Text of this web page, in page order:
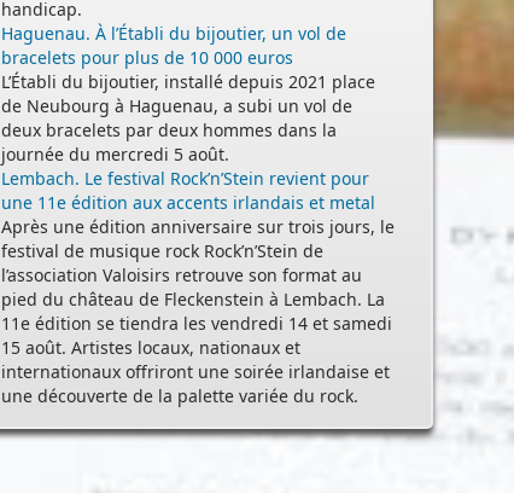
handicap.
Haguenau. À l’Établi du bijoutier, un vol de
bracelets pour plus de 10 000 euros
L’Établi du bijoutier, installé depuis 2021 place
de Neubourg à Haguenau, a subi un vol de
deux bracelets par deux hommes dans la
journée du mercredi 5 août.
Lembach. Le festival Rock’n’Stein revient pour
une 11e édition aux accents irlandais et metal
Après une édition anniversaire sur trois jours, le
festival de musique rock Rock’n’Stein de
l’association Valoisirs retrouve son format au
pied du château de Fleckenstein à Lembach. La
11e édition se tiendra les vendredi 14 et samedi
15 août. Artistes locaux, nationaux et
internationaux offriront une soirée irlandaise et
une découverte de la palette variée du rock.